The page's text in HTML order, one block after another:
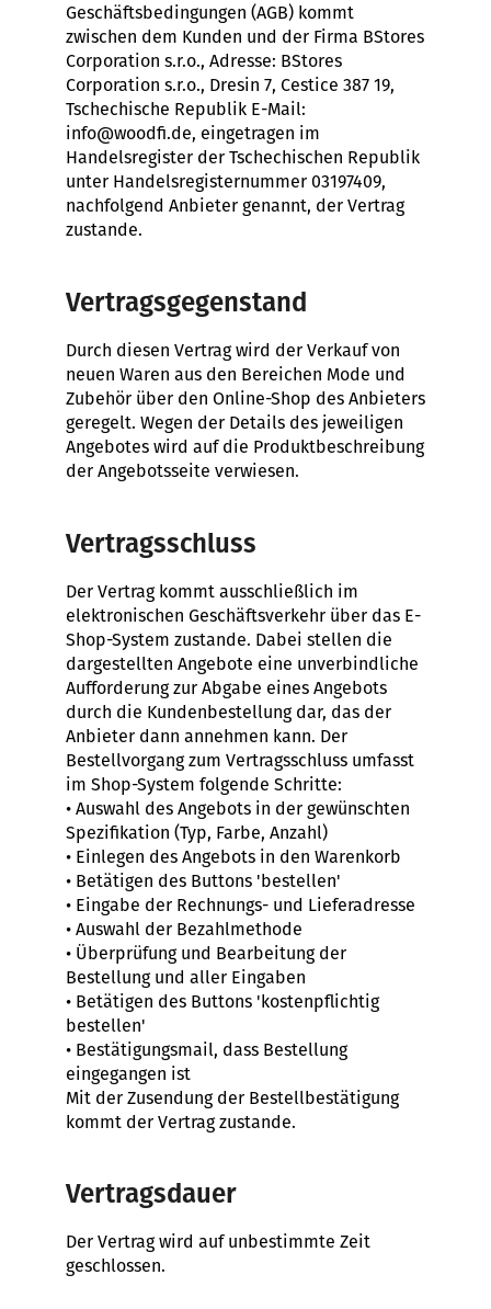
Geschäftsbedingungen (AGB) kommt
zwischen dem Kunden und der Firma BStores
Corporation s.r.o., Adresse: BStores
Corporation s.r.o., Dresin 7, Cestice 387 19,
Tschechische Republik E-Mail:
info@woodfi.de, eingetragen im
Handelsregister der Tschechischen Republik
unter Handelsregisternummer 03197409,
nachfolgend Anbieter genannt, der Vertrag
zustande.
Vertragsgegenstand
Durch diesen Vertrag wird der Verkauf von
neuen Waren aus den Bereichen Mode und
Zubehör über den Online-Shop des Anbieters
geregelt. Wegen der Details des jeweiligen
Angebotes wird auf die Produktbeschreibung
der Angebotsseite verwiesen.
Vertragsschluss
Der Vertrag kommt ausschließlich im
elektronischen Geschäftsverkehr über das E-
Shop-System zustande. Dabei stellen die
dargestellten Angebote eine unverbindliche
Aufforderung zur Abgabe eines Angebots
durch die Kundenbestellung dar, das der
Anbieter dann annehmen kann. Der
Bestellvorgang zum Vertragsschluss umfasst
im Shop-System folgende Schritte:
• Auswahl des Angebots in der gewünschten
Spezifikation (Typ, Farbe, Anzahl)
• Einlegen des Angebots in den Warenkorb
• Betätigen des Buttons 'bestellen'
• Eingabe der Rechnungs- und Lieferadresse
• Auswahl der Bezahlmethode
• Überprüfung und Bearbeitung der
Bestellung und aller Eingaben
• Betätigen des Buttons 'kostenpflichtig
bestellen'
• Bestätigungsmail, dass Bestellung
eingegangen ist
Mit der Zusendung der Bestellbestätigung
kommt der Vertrag zustande.
Vertragsdauer
Der Vertrag wird auf unbestimmte Zeit
geschlossen.
SUCHEN